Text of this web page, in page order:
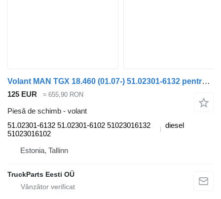
Volant MAN TGX 18.460 (01.07-) 51.02301-6132 pentru cap tractor MAN TGL, TGM, TGS, TGX (2005-2021)
125 EUR ≈ 655,90 RON
Piesă de schimb - volant
51.02301-6132 51.02301-6102 51023016132
51023016102
diesel
Estonia, Tallinn
TruckParts Eesti OÜ